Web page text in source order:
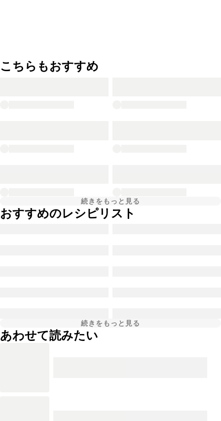
こちらもおすすめ
続きをもっと見る
おすすめのレシピリスト
続きをもっと見る
あわせて読みたい